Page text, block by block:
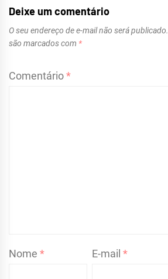
Deixe um comentário
O seu endereço de e-mail não será publicado.
são marcados com *
Comentário*
Nome * E-mail*